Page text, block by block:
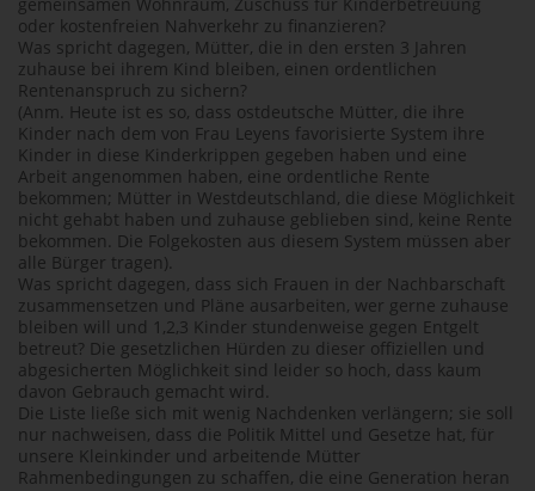
oder kostenfreien Nahverkehr zu finanzieren?
Was spricht dagegen, Mütter, die in den ersten 3 Jahren
zuhause bei ihrem Kind bleiben, einen ordentlichen
Rentenanspruch zu sichern?
(Anm. Heute ist es so, dass ostdeutsche Mütter, die ihre
Kinder nach dem von Frau Leyens favorisierte System ihre
Kinder in diese Kinderkrippen gegeben haben und eine
Arbeit angenommen haben, eine ordentliche Rente
bekommen; Mütter in Westdeutschland, die diese Möglichkeit
nicht gehabt haben und zuhause geblieben sind, keine Rente
bekommen. Die Folgekosten aus diesem System müssen aber
alle Bürger tragen).
Was spricht dagegen, dass sich Frauen in der Nachbarschaft
zusammensetzen und Pläne ausarbeiten, wer gerne zuhause
bleiben will und 1,2,3 Kinder stundenweise gegen Entgelt
betreut? Die gesetzlichen Hürden zu dieser offiziellen und
abgesicherten Möglichkeit sind leider so hoch, dass kaum
davon Gebrauch gemacht wird.
Die Liste ließe sich mit wenig Nachdenken verlängern; sie soll
nur nachweisen, dass die Politik Mittel und Gesetze hat, für
unsere Kleinkinder und arbeitende Mütter
Rahmenbedingungen zu schaffen, die eine Generation heran